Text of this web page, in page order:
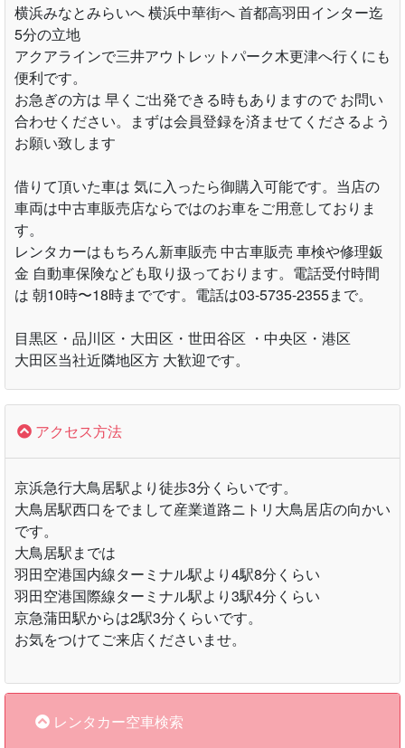
横浜みなとみらいへ 横浜中華街へ 首都高羽田インター迄
5分の立地
アクアラインで三井アウトレットパーク木更津へ行くにも
便利です。
お急ぎの方は 早くご出発できる時もありますので お問い
合わせください。まずは会員登録を済ませてくださるよう
お願い致します
借りて頂いた車は 気に入ったら御購入可能です。当店の
車両は中古車販売店ならではのお車をご用意しておりま
す。
レンタカーはもちろん新車販売 中古車販売 車検や修理鈑
金 自動車保険なども取り扱っております。電話受付時間
は 朝10時〜18時までです。電話は03-5735-2355まで。
目黒区・品川区・大田区・世田谷区 ・中央区・港区
大田区当社近隣地区方 大歓迎です。
アクセス方法
京浜急行大鳥居駅より徒歩3分くらいです。
大鳥居駅西口をでまして産業道路ニトリ大鳥居店の向かい
です。
大鳥居駅までは
羽田空港国内線ターミナル駅より4駅8分くらい
羽田空港国際線ターミナル駅より3駅4分くらい
京急蒲田駅からは2駅3分くらいです。
お気をつけてご来店くださいませ。
レンタカー空車検索